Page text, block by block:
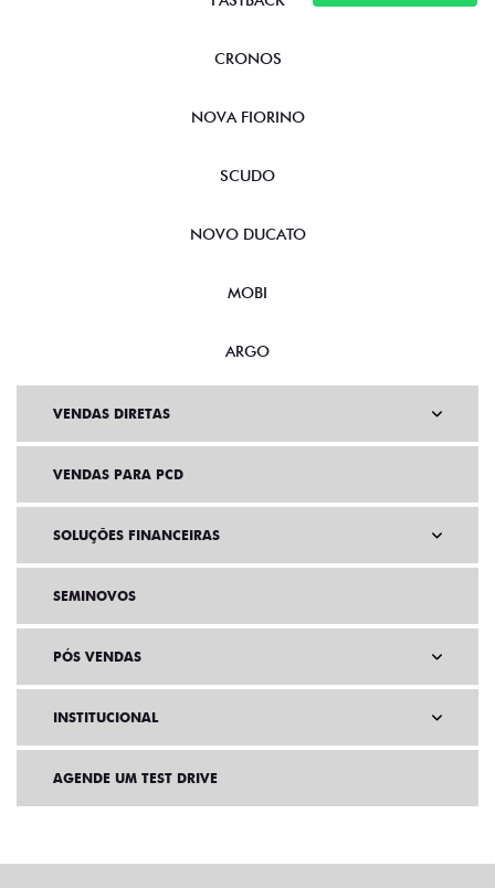
CRONOS
NOVA FIORINO
SCUDO
NOVO DUCATO
MOBI
ARGO
VENDAS DIRETAS
VENDAS PARA PCD
SOLUÇÕES FINANCEIRAS
SEMINOVOS
PÓS VENDAS
INSTITUCIONAL
AGENDE UM TEST DRIVE